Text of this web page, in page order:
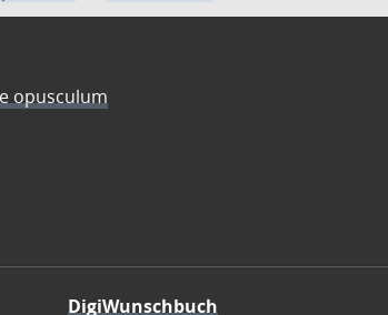
opusculum
DigiWunschbuch